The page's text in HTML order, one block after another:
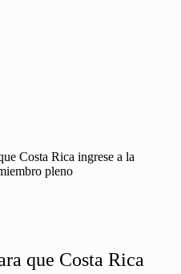
Costa Rica ingrese a la
pleno
que Costa Rica